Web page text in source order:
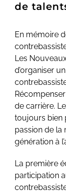
de
En mémoire
Les
d’organiser
de carrière.
toujours bien
passion de la
génération à
La première
participation